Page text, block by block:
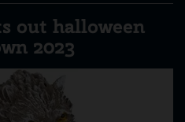
out halloween
2023